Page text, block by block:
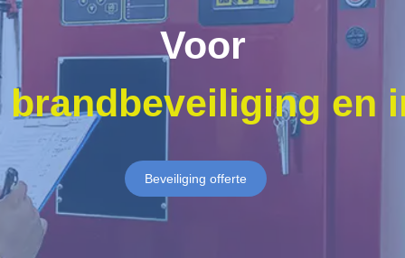
Voor
brandbeveiliging en
Beveiliging offerte